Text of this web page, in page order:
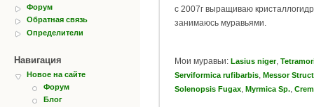
Форум
Обратная связь
Определители
Навигация
Новое на сайте
Форум
Блог
с 2007г выращиваю
занимаюсь муравьями.
Мои муравьи: Lasius niger,
Serviformica rufibarbis Messor
Solenopsis Fugax Myrmica Sp.